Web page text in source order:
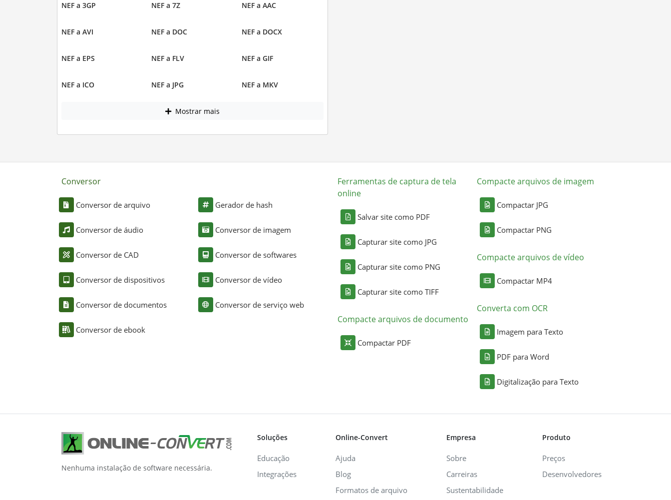
NEF a 3GP NEF a 7Z NEF a AAC
NEF a AVI NEF a DOC NEF a DOCX
NEF a EPS NEF a FLV NEF a GIF
NEF a ICO NEF a JPG NEF a MKV
Mostrar mais
Conversor
Conversor de arquivo
Conversor de áudio
Conversor de CAD
Conversor de dispositivos
Conversor de documentos
Conversor de ebook
Gerador de hash
Conversor de imagem
Conversor de softwares
Conversor de vídeo
Conversor de serviço web
Ferramentas de captura de tela
online
Salvar site como PDF
Capturar site como JPG
Capturar site como PNG
Capturar site como TIFF
Compacte arquivos de documento
Compactar PDF
Compacte arquivos de imagem
Compactar JPG
Compactar PNG
Compacte arquivos de vídeo
Compactar MP4
Converta com OCR
Imagem para Texto
PDF para Word
Digitalização para Texto
Nenhuma instalação de software necessária.
Soluções
Educação
Integrações
Online-Convert
Ajuda
Blog
Formatos de arquivo
Empresa
Sobre
Carreiras
Sustentabilidade
Produto
Preços
Desenvolvedores